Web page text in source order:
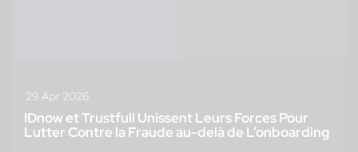
29 Apr 2026
IDnow et Trustfull Unissent Leurs Forces Pour
Lutter Contre la Fraude au-delà de L’onboarding